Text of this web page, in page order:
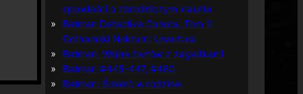
opowieści o zbrodniczym klaunie
Batman Detective Comics, Tom 1:
Gothamski Nokturn: Uwertura
Batman: Wojna żartów z zagadkami
Batman #445-447, #480
Batman: Śmierć w rodzinie